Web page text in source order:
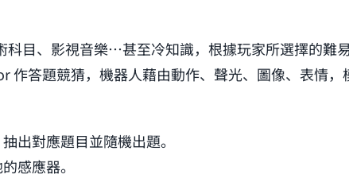
目、影視音樂…甚至冷知識，根據玩家所選擇的難
作答題競猜，機器人藉由動作、聲光、圖像、表情，
出對應題目並隨機出題。
感應器。